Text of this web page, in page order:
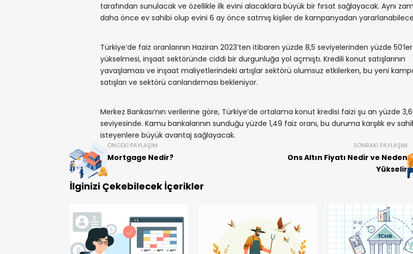
tarafından sunulacak ve özellikle ilk evini alacaklara büyük bir fırsat sağlayacak. Aynı
daha önce ev sahibi olup evini 6 ay önce satmış kişiler de kampanyadan
Türkiye’de faiz oranlarının Haziran 2023’ten itibaren yüzde 8,5 seviyelerinden yüzde
yükselmesi, inşaat sektöründe ciddi bir durgunluğa yol açmıştı. Kredili konut satışlarının
yavaşlaması ve inşaat maliyetlerindeki artışlar sektörü olumsuz etkilerken, bu yeni
satışları ve sektörü canlandırması bekleniyor.
Merkez Bankası’nın verilerine göre, Türkiye’de ortalama konut kredisi faizi şu an yüzde 3,6
seviyesinde. Kamu bankalarının sunduğu yüzde 1,49 faiz oranı, bu duruma karşılık ev
isteyenlere büyük avantaj sağlayacak.
ÖNCEKI PAYLAŞIM
Mortgage Nedir?
SONRAKI PAYLAŞIM
Ons Altın Fiyatı Nedir ve Neden
Yükselir
İlginizi Çekebilecek İçerikler